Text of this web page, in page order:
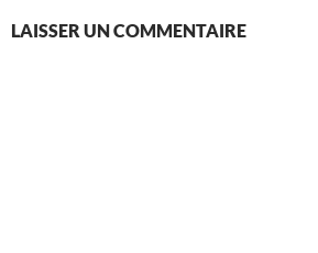
LAISSER UN COMMENTAIRE